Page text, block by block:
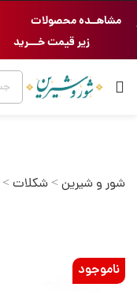
مشاهــده محصولات
زیر قیمت خـــرید
شور و شیرین> شکلات>
ناموجود